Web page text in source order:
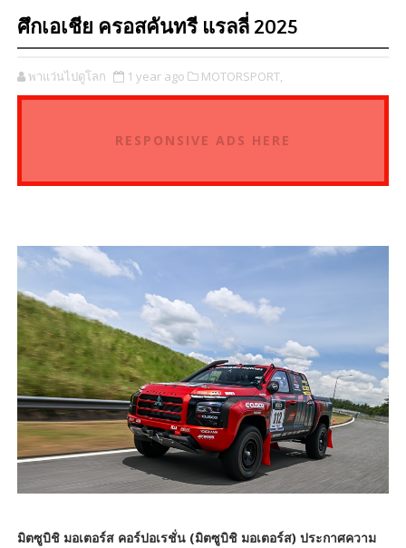
ศึกเอเชีย ครอสคันทรี แรลลี่ 2025
พาแว่นไปดูโลก 1 year ago MOTORSPORT,
RESPONSIVE ADS HERE
มิตซูบิชิ มอเตอร์ส คอร์ปอเรชั่น (มิตซูบิชิ มอเตอร์ส) ประกาศความ